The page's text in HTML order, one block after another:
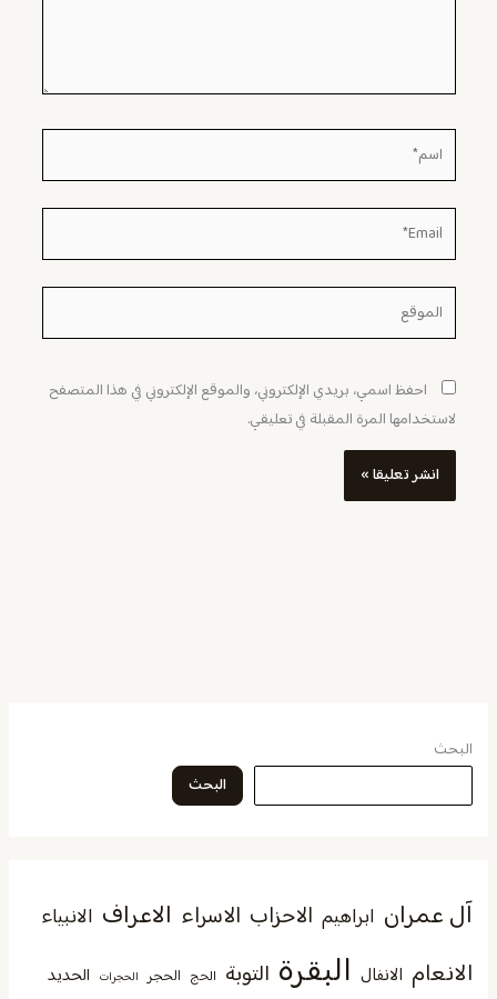
اسم*
Email*
الموقع
احفظ اسمي، بريدي الإلكتروني، والموقع الإلكتروني في هذا المتصفح
لاستخدامها المرة المقبلة في تعليقي.
البحث
البحث
آل عمران ابراهيم الاحزاب الاسراء الاعراف الانبياء
الانعام الانفال البقرة التوبة الحج الحجر الحجرات الحديد